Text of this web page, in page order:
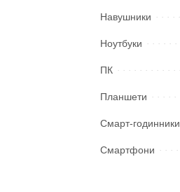
Навушники
Ноутбуки
ПК
Планшети
Смарт-годинники
Смартфони